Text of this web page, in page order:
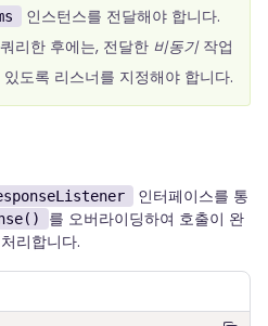
인스턴스를 전달해야 합니다.
리한 후에는, 전달한 비동기작업
도록 리스너를 지정해야 합니다.
인터페이스를 통
를 오버라이딩하여 호출이 완
리합니다.